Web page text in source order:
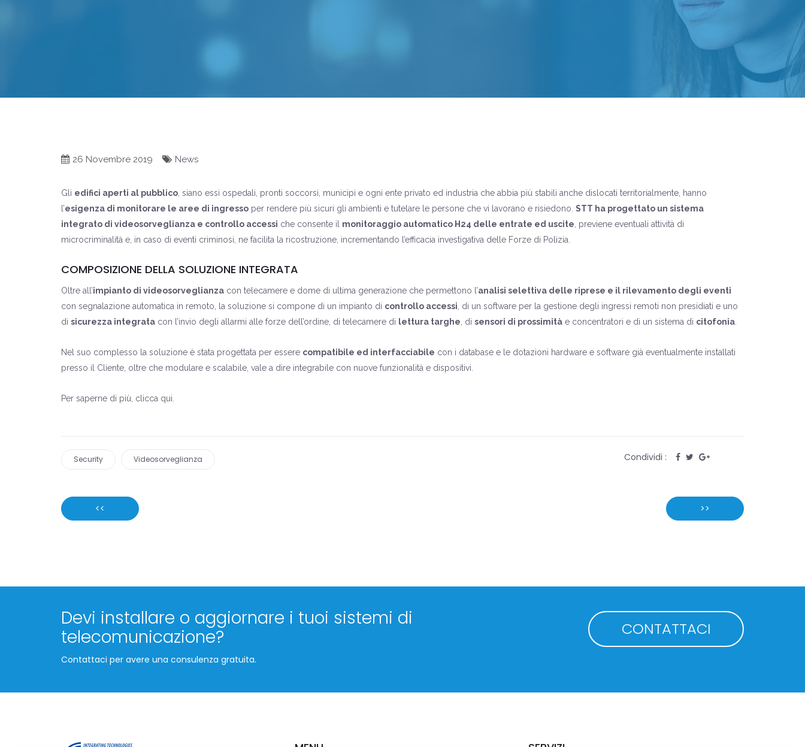
26 Novembre 2019 News
Gli edifici aperti al pubblico , siano essi ospedali, pronti soccorsi, municipi e ogni ente privato ed industria che abbia più stabili anche dislocati territorialmente, hanno
l’esigenza di monitorare le aree di ingresso per rendere più sicuri gli ambienti e tutelare le persone che vi lavorano e risiedono. STT ha progettato un sistema
integrato di videosorveglianza e controllo accessi che consente il monitoraggio automatico H24 delle entrate ed uscite , previene eventuali attività di
microcriminalità e, in caso di eventi criminosi, ne facilita la ricostruzione, incrementando l’efficacia investigativa delle Forze di Polizia.
COMPOSIZIONE DELLA SOLUZIONE INTEGRATA
Oltre all’impianto di videosorveglianza con telecamere e dome di ultima generazione che permettono l’analisi selettiva delle riprese e il rilevamento degli eventi
con segnalazione automatica in remoto, la soluzione si compone di un impianto di controllo accessi , di un software per la gestione degli ingressi remoti non presidiati e uno
di sicurezza integrata con l’invio degli allarmi alle forze dell’ordine, di telecamere di lettura targhe , di sensori di prossimità e concentratori e di un sistema di citofonia
Nel suo complesso la soluzione è stata progettata per essere compatibile ed interfacciabile con i database e le dotazioni hardware e software già eventualmente installati
presso il Cliente, oltre che modulare e scalabile, vale a dire integrabile con nuove funzionalità e dispositivi.
Per saperne di più, clicca qui
Security Videosorveglianza Condividi :
<< >>
Devi installare o aggiornare i tuoi sistemi di
telecomunicazione?
Contattaci per avere una consulenza gratuita.
CONTATTACI